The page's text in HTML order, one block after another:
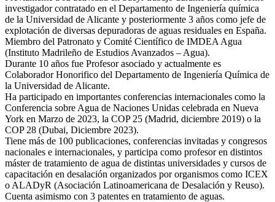
investigador contratado en el Departamento de Ingeniería química
de la Universidad de Alicante y posteriormente 3 años como jefe de
explotación de diversas depuradoras de aguas residuales en España.
Miembro del Patronato y Comité Científico de IMDEA Agua
(Instituto Madrileño de Estudios Avanzados – Agua).
Durante 10 años fue Profesor asociado y actualmente es
Colaborador Honorifico del Departamento de Ingeniería Química de
la Universidad de Alicante.
Ha participado en importantes conferencias internacionales como la
Conferencia sobre Agua de Naciones Unidas celebrada en Nueva
York en Marzo de 2023, la COP 25 (Madrid, diciembre 2019) o la
COP 28 (Dubai, Diciembre 2023).
Tiene más de 100 publicaciones, conferencias invitadas y congresos
nacionales e internacionales, y participa como profesor en distintos
máster de tratamiento de agua de distintas universidades y cursos de
capacitación en desalación organizados por organismos como ICEX
o ALADyR (Asociación Latinoamericana de Desalación y Reuso).
Cuenta asimismo con 3 patentes en tratamiento de aguas.